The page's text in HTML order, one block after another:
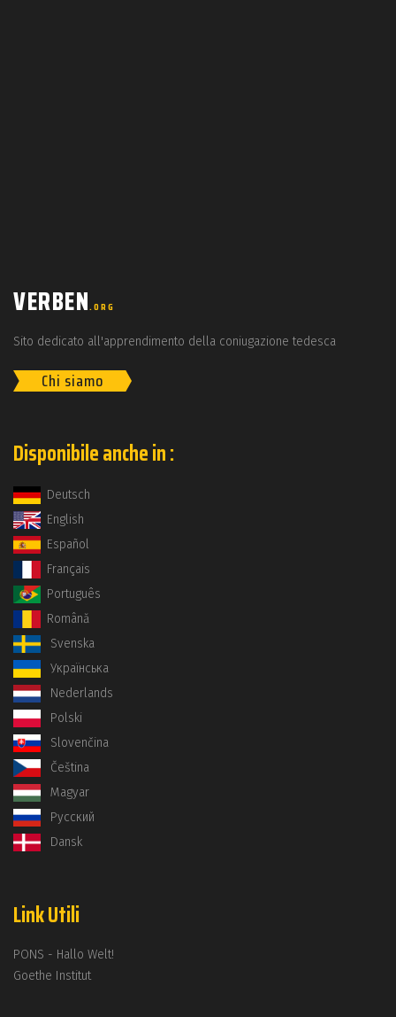
VERBEN.ORG
Sito dedicato all'apprendimento della coniugazione tedesca
Chi siamo
Disponibile anche in :
Deutsch
English
Español
Français
Português
Română
Svenska
Українська
Nederlands
Polski
Slovenčina
Čeština
Magyar
Русский
Dansk
Link Utili
PONS - Hallo Welt!
Goethe Institut